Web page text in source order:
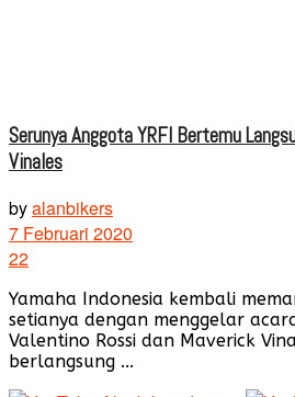
Serunya Anggota YRFI Bertemu
Vinales
byalanbikers
7 Februari 2020
22
Yamaha Indonesia kembali
setianya dengan menggelar
Valentino Rossi dan Maverick
berlangsung ...